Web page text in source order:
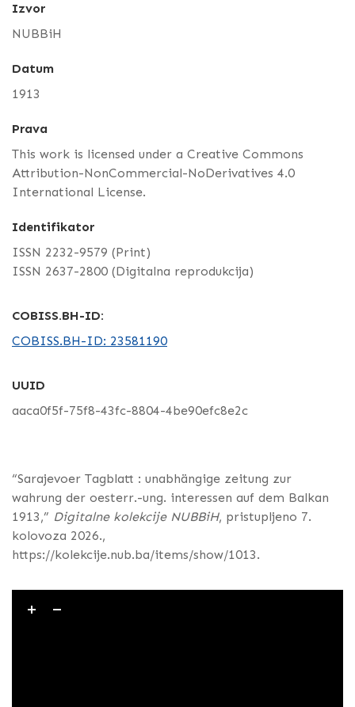
Izvor
NUBBiH
Datum
1913
Prava
This work is licensed under a Creative Commons
Attribution-NonCommercial-NoDerivatives 4.0
International License.
Identifikator
ISSN 2232-9579 (Print)
ISSN 2637-2800 (Digitalna reprodukcija)
COBISS.BH-ID:
COBISS.BH-ID: 23581190
UUID
aaca0f5f-75f8-43fc-8804-4be90efc8e2c
“Sarajevoer Tagblatt : unabhängige zeitung zur
wahrung der oesterr.-ung. interessen auf dem Balkan
1913,” Digitalne kolekcije NUBBiH, pristupljeno 7.
kolovoza 2026.,
https://kolekcije.nub.ba/items/show/1013.